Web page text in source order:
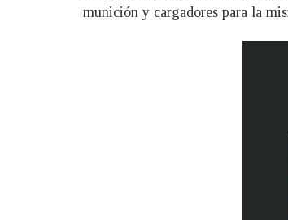
munición y cargadores para la